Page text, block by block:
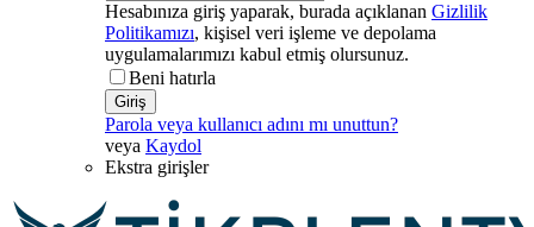
Hesabınıza giriş yaparak, burada açıklanan Gizlilik
Politikamızı, kişisel veri işleme ve depolama
uygulamalarımızı kabul etmiş olursunuz.
Beni hatırla
Giriş
Parola veya kullanıcı adını mı unuttun?
veya Kaydol
Ekstra girişler